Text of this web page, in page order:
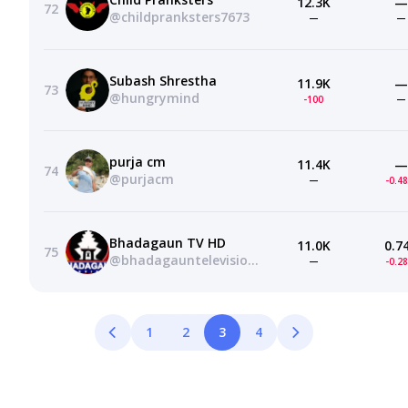
72
@childpranksters7673
— —
73
Subash Shrestha
@hungrymind
11.9K
-100
—
—
74
purja cm
@purjacm
11.4K
—
—
-
75
Bhadagaun TV HD
@bhadagauntelevision2432
11.0K
— -
1 2 3 4